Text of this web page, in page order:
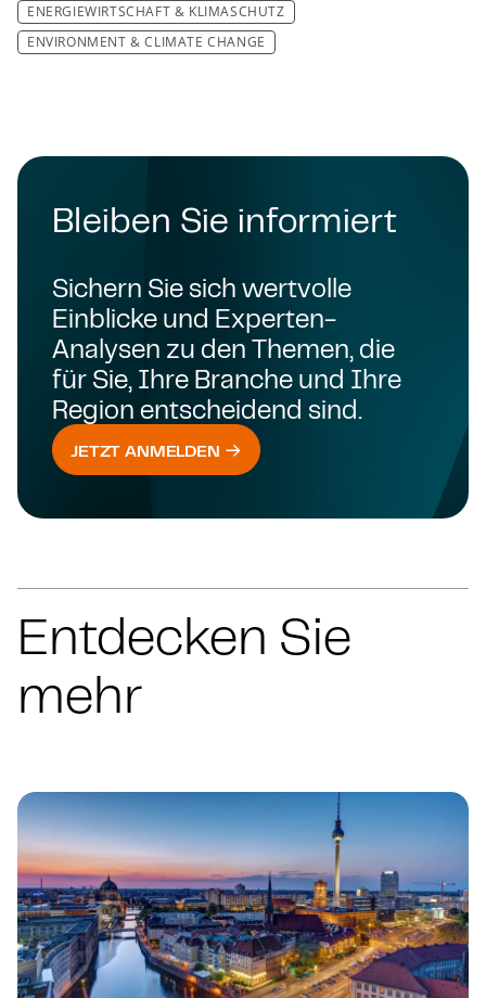
ENERGIEWIRTSCHAFT & KLIMASCHUTZ
ENVIRONMENT & CLIMATE CHANGE
Bleiben Sie informiert
Sichern Sie sich wertvolle
Einblicke und Experten-
Analysen zu den Themen, die
für Sie, Ihre Branche und Ihre
Region entscheidend sind.
JETZT ANMELDEN
Entdecken Sie
mehr